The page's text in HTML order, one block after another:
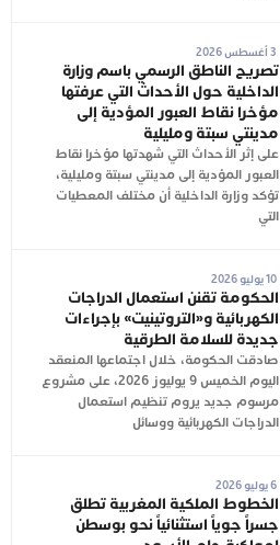
تصريح الناطق الرسمي باسم وزارة
الداخلية حول الأحداث التي عرفتها
مؤخرا نقاط العبور المؤدية إلى
مدينتي سبتة ومليلية
على إثر الأحداث التي شهدتها مؤخرا نقاط
العبور المؤدية إلى مدينتي سبتة ومليلية،
تؤكد وزارة الداخلية أن مختلف المعطيات
التي
10 يوليو 2026
الحكومة تقنن استعمال الدراجات
الكهربائية و«التروتينيت» بإجراءات
جديدة للسلامة الطرقية
صادقت الحكومة، خلال اجتماعها المنعقد
اليوم الخميس 9 يوليوز 2026، على مشروع
مرسوم جديد يروم تنظيم استعمال
الدراجات الكهربائية ووسائل
6 يوليو 2026
الخطوط الملكية المغربية تطلق
جسراً جوياً استثنائياً نحو بوسطن